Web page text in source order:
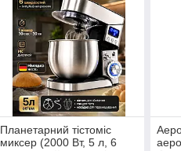
Планетарний тістоміс
миксер (2000 Вт, 5 л, 6